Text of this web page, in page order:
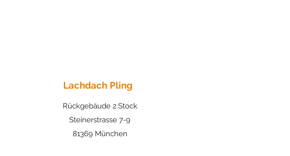
Lachdach Pling
Rückgebäude 2.Stock
Steinerstrasse 7-9
81369 München